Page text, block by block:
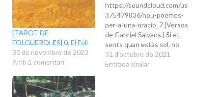
[TAROT DE
FOLGUEROLES] 0. El Foll
30 de novembre de 2023
Amb 1 comentari
https://soundcloud.com/user-
375479836/nou-poemes-
per-a-una-oracio_7 [Versos
de Gabriel Salvans.] Si et
sents quan estàs sol, no
estàs ben acompanyat.
Jean-Paul Sartre Va ser
31 d'octubre de 2021
Entrada similar